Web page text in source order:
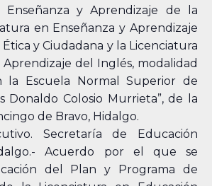
Enseñanza y Aprendizaje de la
en Enseñanza y Aprendizaje
y Ciudadana y la Licenciatura
del Inglés, modalidad
la Escuela Normal Superior de
Donaldo Colosio Murrieta”, de la
de Bravo, Hidalgo.
Secretaría de Educación
Acuerdo por el que se
del Plan y Programa de